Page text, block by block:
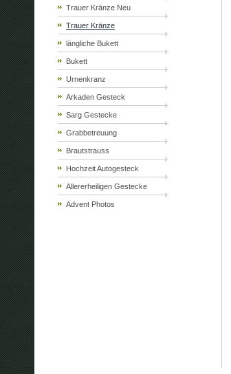
Trauer Kränze Neu
Trauer Kränze
längliche Bukett
Bukett
Urnenkranz
Arkaden Gesteck
Sarg Gestecke
Grabbetreuung
Brautstrauss
Hochzeit Autogesteck
Allererheiligen Gestecke
Advent Photos